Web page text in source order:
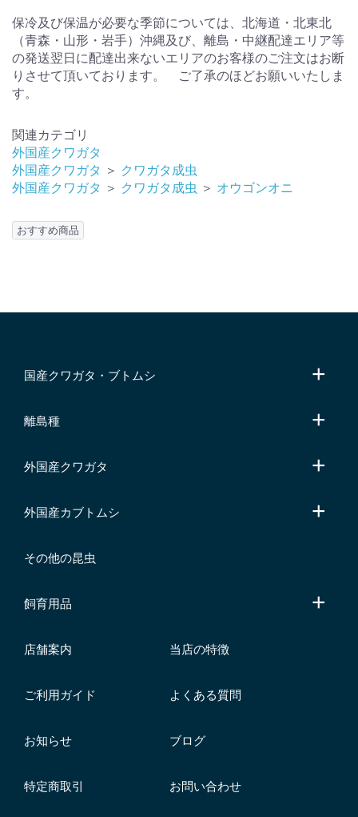
保冷及び保温が必要な季節については、北海道・北東北
（青森・山形・岩手）沖縄及び、離島・中継配達エリア等
の発送翌日に配達出来ないエリアのお客様のご注文はお断
りさせて頂いております。 ご了承のほどお願いいたしま
す。
関連カテゴリ
外国産クワガタ
外国産クワガタ ＞ クワガタ成虫
外国産クワガタ ＞ クワガタ成虫 ＞ オウゴンオニ
おすすめ商品
国産クワガタ・ブトムシ
離島種
外国産クワガタ
外国産カブトムシ
その他の昆虫
飼育用品
店舗案内 当店の特徴
ご利用ガイド よくある質問
お知らせ ブログ
特定商取引 お問い合わせ